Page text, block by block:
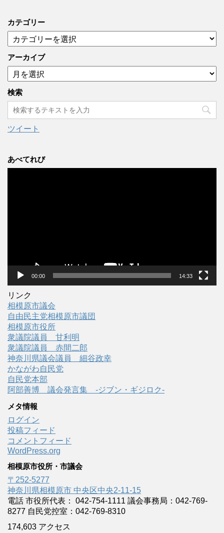
カテゴリー
テ
ゴ
リ
ー
アーカイブ
ア
ー
カ
イ
ブ
検索
ツイート
あべてれび
00:00 14:33
リンク
相模原市議会
自由民主党相模原市議団
相模原市役所
衆議院議員 甘利明
衆議院議員 赤間二郎
神奈川県議会議員 細谷政幸
かながわ自民党
自民党本部
阿部善博 議会発言集 -ジブン・ギジロク-
メタ情報
ログイン
投稿フィード
コメントフィード
WordPress.org
相模原市役所・市議会
〒252-5277
神奈川県相模原市 中央区中央2-11-15
電話 市役所代表： 042-754-1111 議会事務局：042-769-
8277 自民党控室：042-769-8310
174,603 アクセス